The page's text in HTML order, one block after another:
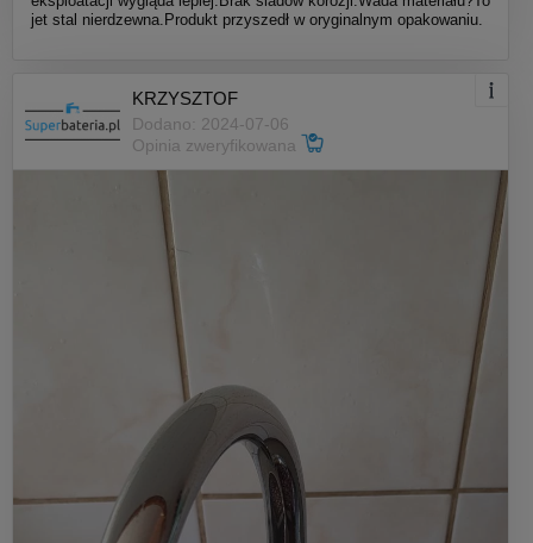
jet stal nierdzewna.Produkt przyszedł w oryginalnym opakowaniu.
KRZYSZTOF
Dodano: 2024-07-06
Opinia zweryfikowana